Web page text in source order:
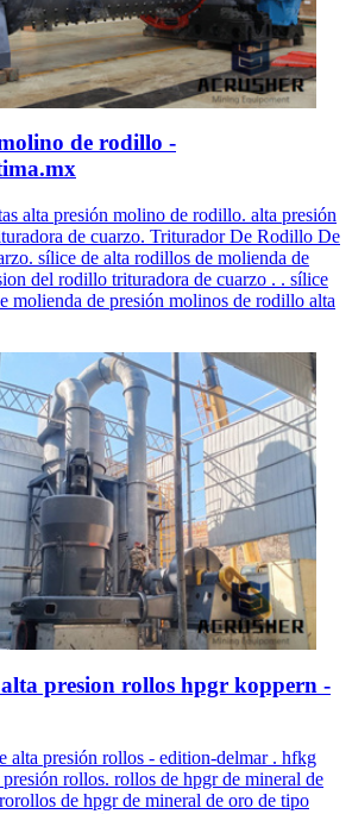
de rodillo -
alta presión molino de rodillo. alta presión
de cuarzo. Triturador De Rodillo De
sílice de alta rodillos de molienda de
del rodillo trituradora de cuarzo . . sílice
molienda de presión molinos de rodillo alta
presion rollos hpgr koppern -
alta presión rollos - edition-delmar . hfkg
rollos. rollos de hpgr de mineral de
de hpgr de mineral de oro de tipo